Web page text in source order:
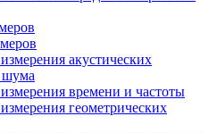
акустических
шума
времени и частоты
геометрических